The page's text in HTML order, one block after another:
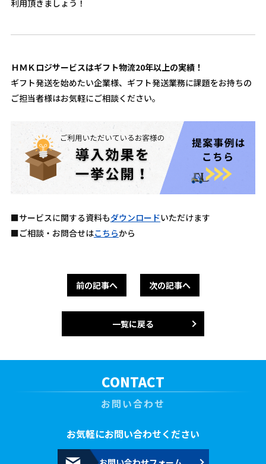
利用頂きましょう！
ＨＭＫロジサービスはギフト物流20年以上の実績！
ギフト発送を始めたい企業様、ギフト発送業務に課題をお持ちの
ご担当者様はお気軽にご相談ください。
■サービスに関する資料もダウンロードいただけます
■ご相談・お問合せはこちらから
前の記事へ 次の記事へ
一覧に戻る
CONTACT
お問い合わせ
お気軽にお問い合わせください